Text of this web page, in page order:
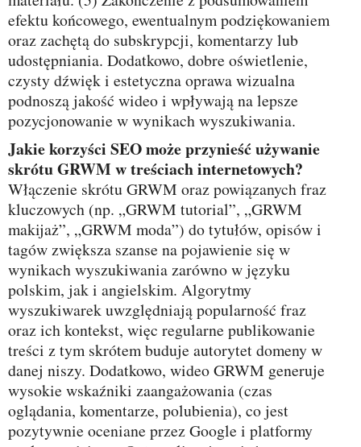
efektu końcowego, ewentualnym podziękowaniem
oraz zachętą do subskrypcji, komentarzy lub
udostępniania. Dodatkowo, dobre oświetlenie,
czysty dźwięk i estetyczna oprawa wizualna
podnoszą jakość wideo i wpływają na lepsze
pozycjonowanie w wynikach wyszukiwania.
Jakie korzyści SEO może przynieść używanie
skrótu GRWM w treściach internetowych?
Włączenie skrótu GRWM oraz powiązanych fraz
kluczowych (np. „GRWM tutorial”, „GRWM
makijaż”, „GRWM moda”) do tytułów, opisów i
tagów zwiększa szanse na pojawienie się w
wynikach wyszukiwania zarówno w języku
polskim, jak i angielskim. Algorytmy
wyszukiwarek uwzględniają popularność fraz
oraz ich kontekst, więc regularne publikowanie
treści z tym skrótem buduje autorytet domeny w
danej niszy. Dodatkowo, wideo GRWM generuje
wysokie wskaźniki zaangażowania (czas
oglądania, komentarze, polubienia), co jest
pozytywnie oceniane przez Google i platformy